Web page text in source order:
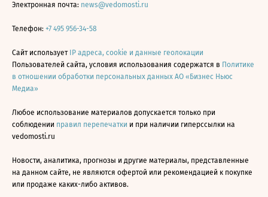
Электронная почта: news@vedomosti.ru
Телефон: +7 495 956-34-58
Сайт использует IP адреса, cookie и данные геолокации
Пользователей сайта, условия использования содержатся в Политике
в отношении обработки персональных данных АО «Бизнес Ньюс
Медиа»
Любое использование материалов допускается только при
соблюдении правил перепечатки и при наличии гиперссылки на
vedomosti.ru
Новости, аналитика, прогнозы и другие материалы, представленные
на данном сайте, не являются офертой или рекомендацией к покупке
или продаже каких-либо активов.